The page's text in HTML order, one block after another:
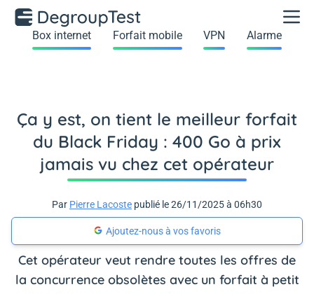
Box internet Forfait mobile VPN Alarme
Ça y est, on tient le meilleur forfait
du Black Friday : 400 Go à prix
jamais vu chez cet opérateur
Par Pierre Lacoste publié le 26/11/2025 à 06h30
Ajoutez-nous à vos favoris
Cet opérateur veut rendre toutes les offres de
la concurrence obsolètes avec un forfait à petit